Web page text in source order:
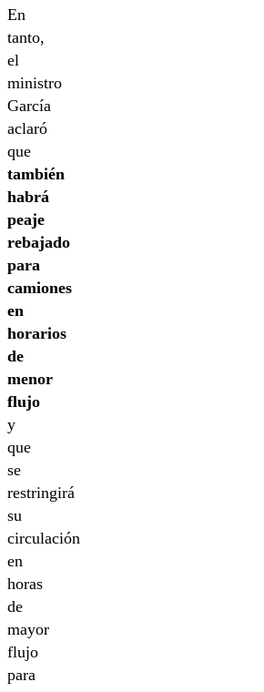
En
tanto,
el
ministro
García
aclaró
que
también
habrá
peaje
rebajado
para
camiones
en
horarios
de
menor
flujo
y
que
se
restringirá
su
circulación
en
horas
de
mayor
flujo
para